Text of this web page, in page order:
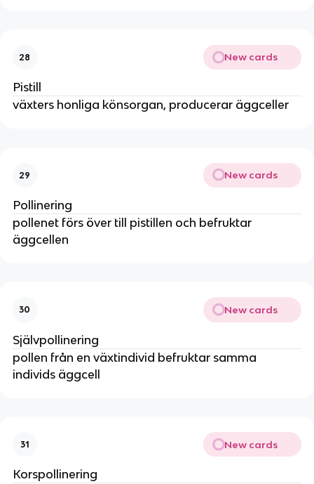
28 New cards
Pistill
växters honliga könsorgan, producerar äggceller
29 New cards
Pollinering
pollenet förs över till pistillen och befruktar
äggcellen
30 New cards
Självpollinering
pollen från en växtindivid befruktar samma
individs äggcell
31 New cards
Korspollinering